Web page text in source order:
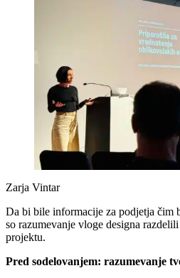
Zarja Vintar
Da bi bile informacije za podjetja čim
so razumevanje vloge designa
projektu.
Pred sodelovanjem: razumevanje